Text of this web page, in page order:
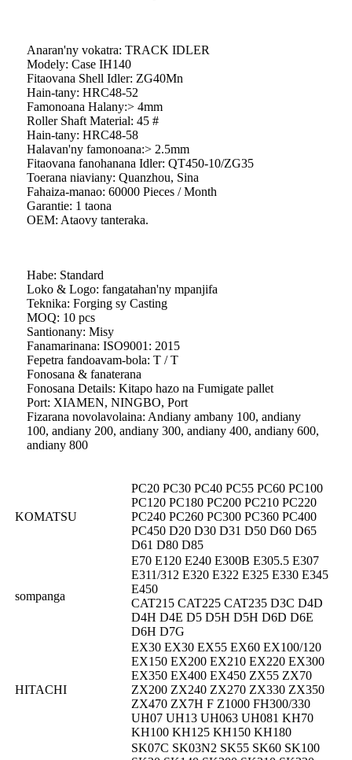
Anaran'ny vokatra: TRACK IDLER
Modely: Case IH140
Fitaovana Shell Idler: ZG40Mn
Hain-tany: HRC48-52
Famonoana Halany:> 4mm
Roller Shaft Material: 45 #
Hain-tany: HRC48-58
Halavan'ny famonoana:> 2.5mm
Fitaovana fanohanana Idler: QT450-10/ZG35
Toerana niaviany: Quanzhou, Sina
Fahaiza-manao: 60000 Pieces / Month
Garantie: 1 taona
OEM: Ataovy tanteraka.
Habe: Standard
Loko & Logo: fangatahan'ny mpanjifa
Teknika: Forging sy Casting
MOQ: 10 pcs
Santionany: Misy
Fanamarinana: ISO9001: 2015
Fepetra fandoavam-bola: T / T
Fonosana & fanaterana
Fonosana Details: Kitapo hazo na Fumigate pallet
Port: XIAMEN, NINGBO, Port
Fizarana novolavolaina: Andiany ambany 100, andiany
100, andiany 200, andiany 300, andiany 400, andiany 600,
andiany 800
KOMATSU
PC20 PC30 PC40 PC55 PC60 PC100
PC120 PC180 PC200 PC210 PC220
PC240 PC260 PC300 PC360 PC400
PC450 D20 D30 D31 D50 D60 D65
D61 D80 D85
sompanga
E70 E120 E240 E300B E305.5 E307
E311/312 E320 E322 E325 E330 E345
E450
CAT215 CAT225 CAT235 D3C D4D
D4H D4E D5 D5H D5H D6D D6E
D6H D7G
HITACHI
EX30 EX30 EX55 EX60 EX100/120
EX150 EX200 EX210 EX220 EX300
EX350 EX400 EX450 ZX55 ZX70
ZX200 ZX240 ZX270 ZX330 ZX350
ZX470 ZX7H F Z1000 FH300/330
UH07 UH13 UH063 UH081 KH70
KH100 KH125 KH150 KH180
SK07C SK03N2 SK55 SK60 SK100